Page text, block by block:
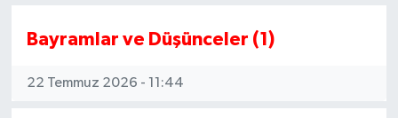
Bayramlar ve Düşünceler (1)
22 Temmuz 2026 - 11:44